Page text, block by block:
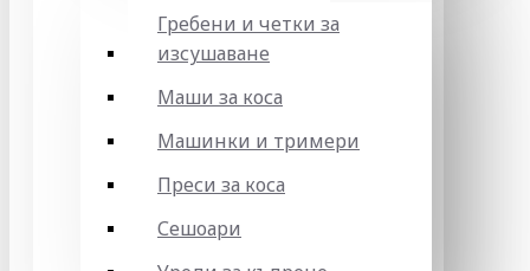
Гребени и четки за
изсушаване
Маши за коса
Машинки и тримери
Преси за коса
Сешоари